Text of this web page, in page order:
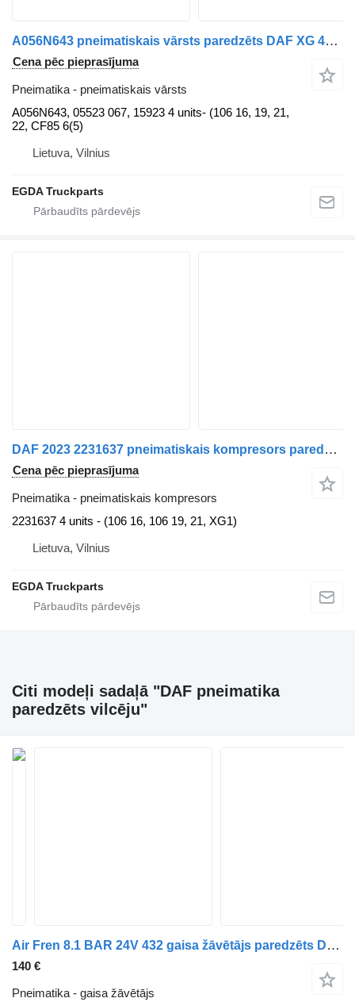
A056N643 pneimatiskais vārsts paredzēts DAF XG 480 FT vilcēja
Cena pēc pieprasījuma
Pneimatika - pneimatiskais vārsts
A056N643, 05523 067, 15923 4 units- (106 16, 19, 21,
22, CF85 6(5)
Lietuva, Vilnius
EGDA Truckparts
DAF 2023 2231637 pneimatiskais kompresors paredzēts DAF XG 480 FT vilcēja
Cena pēc pieprasījuma
Pneimatika - pneimatiskais kompresors
2231637 4 units - (106 16, 106 19, 21, XG1)
Lietuva, Vilnius
EGDA Truckparts
Citi modeļi sadaļā "DAF pneimatika
paredzēts vilcēju"
Air Fren 8.1 BAR 24V 432 gaisa žāvētājs paredzēts DAF XF 95 vilcēja
140 €
Pneimatika - gaisa žāvētājs